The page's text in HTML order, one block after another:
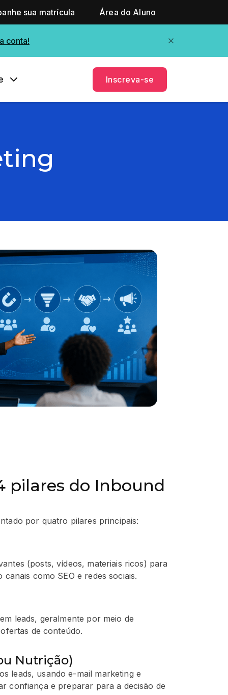
sua matrícula Área do Aluno
conta!
Inscreva-se
pilares do Inbound
por quatro pilares principais:
(posts, vídeos, materiais ricos) para
como SEO e redes sociais.
leads, geralmente por meio de
de conteúdo.
Nutrição)
leads, usando e-mail marketing e
confiança e preparar para a decisão de